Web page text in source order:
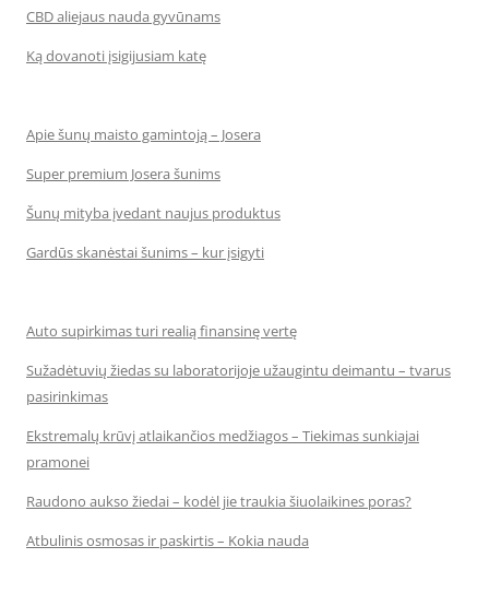
CBD aliejaus nauda gyvūnams
Ką dovanoti įsigijusiam katę
Apie šunų maisto gamintoją – Josera
Super premium Josera šunims
Šunų mityba įvedant naujus produktus
Gardūs skanėstai šunims – kur įsigyti
Auto supirkimas turi realią finansinę vertę
Sužadėtuvių žiedas su laboratorijoje užaugintu deimantu – tvarus
pasirinkimas
Ekstremalų krūvį atlaikančios medžiagos – Tiekimas sunkiajai
pramonei
Raudono aukso žiedai – kodėl jie traukia šiuolaikines poras?
Atbulinis osmosas ir paskirtis – Kokia nauda